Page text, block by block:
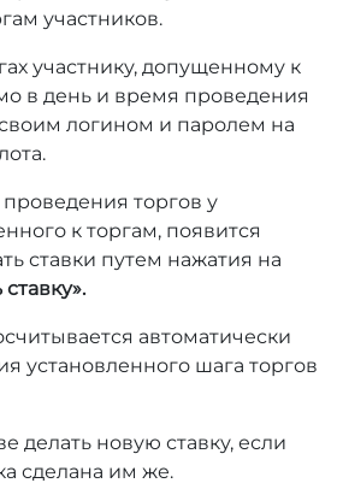
участников.
участнику, допущенному к
в день и время проведения
логином и паролем на
торгов у
к торгам, появится
ставки путем нажатия на
автоматически
установленного шага торгов
делать новую ставку, если
сделана им же.